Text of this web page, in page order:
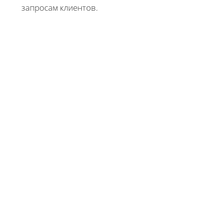
запросам клиентов.